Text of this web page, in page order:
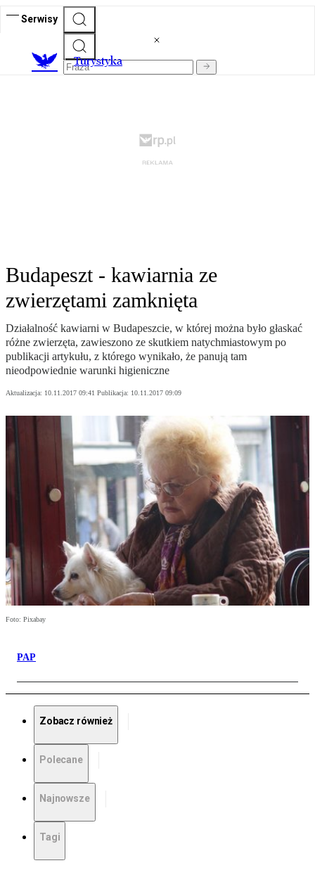
Serwisy
Turystyka
Budapeszt - kawiarnia ze
zwierzętami zamknięta
Działalność kawiarni w Budapeszcie, w której można było głaskać
różne zwierzęta, zawieszono ze skutkiem natychmiastowym po
publikacji artykułu, z którego wynikało, że panują tam
nieodpowiednie warunki higieniczne
Aktualizacja: 10.11.2017 09:41 Publikacja: 10.11.2017 09:09
Foto: Pixabay
PAP
Zobacz również
Polecane
Najnowsze
Tagi